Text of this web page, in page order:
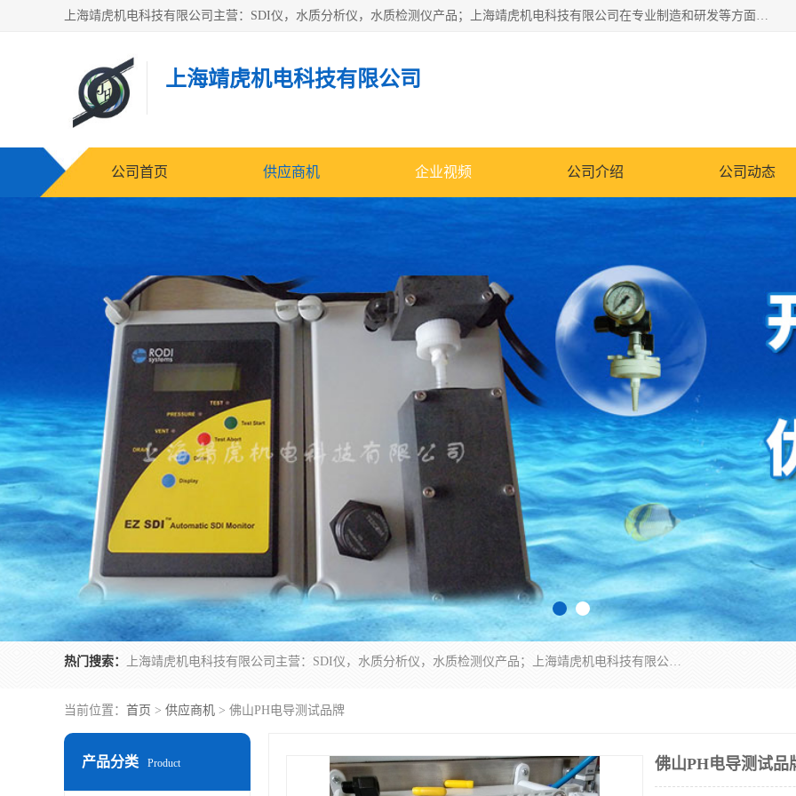
上海靖虎机电科技有限公司主营：SDI仪，水质分析仪，水质检测仪产品；上海靖虎机电科技有限公司在专业制造和研发等方面的强大的平台优势，利用自身在自动化仪表、自控系统及环保监测仪器的专长，以优良的技术，优越的产品质量和良好的服务质量与广大客户真诚合作。
上海靖虎机电科技有限公司
公司首页 供应商机 企业视频 公司介绍 公司动态
热门搜索： 上海靖虎机电科技有限公司主营：SDI仪，水质分析仪，水质检测仪产品；上海靖虎机电科技有限公司在专业制造和研发等方面的强大的平台优势，利用自身在自动化仪表、自控系统及环保监测仪器的专长，以优良的技术，优越的产品质量和良好的服务质量与广大客户真诚合作。
当前位置： 首页 > 供应商机 > 佛山PH电导测试品牌
产品分类 Product 佛山PH电导测试品